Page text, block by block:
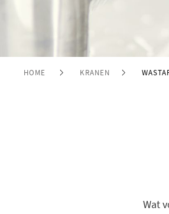
HOME KRANEN
Wat